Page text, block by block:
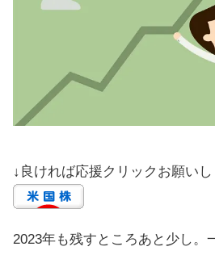
↓良ければ応援クリックお願いし
2023年も残すところあと少し。